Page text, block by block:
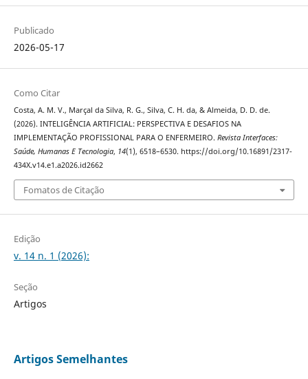
Publicado
2026-05-17
Como Citar
Costa, A. M. V., Marçal da Silva, R. G., Silva, C. H. da, & Almeida, D. D. de.
(2026). INTELIGÊNCIA ARTIFICIAL: PERSPECTIVA E DESAFIOS NA
IMPLEMENTAÇÃO PROFISSIONAL PARA O ENFERMEIRO. Revista Interfaces:
Saúde, Humanas E Tecnologia, 14(1), 6518–6530. https://doi.org/10.16891/2317-
434X.v14.e1.a2026.id2662
Fomatos de Citação
Edição
v. 14 n. 1 (2026):
Seção
Artigos
Artigos Semelhantes